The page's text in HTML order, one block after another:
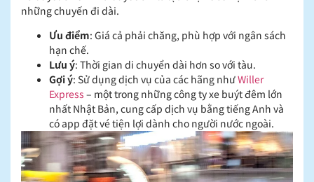
những chuyến đi dài.​
Ưu điểm: Giá cả phải chăng, phù hợp với ngân sách
hạn chế.​
Lưu ý: Thời gian di chuyển dài hơn so với tàu.​
Gợi ý: Sử dụng dịch vụ của các hãng nhưWiller
Express – một trong những công ty xe buýt đêm lớn
nhất Nhật Bản, cung cấp dịch vụ bằng tiếng Anh và
có app đặt vé tiện lợi dành cho người nước ngoài.